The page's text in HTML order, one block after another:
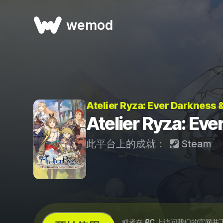
wemod
Atelier Ryza: Ever Darkness
Atelier Ryza:
此平台上的成就： Steam